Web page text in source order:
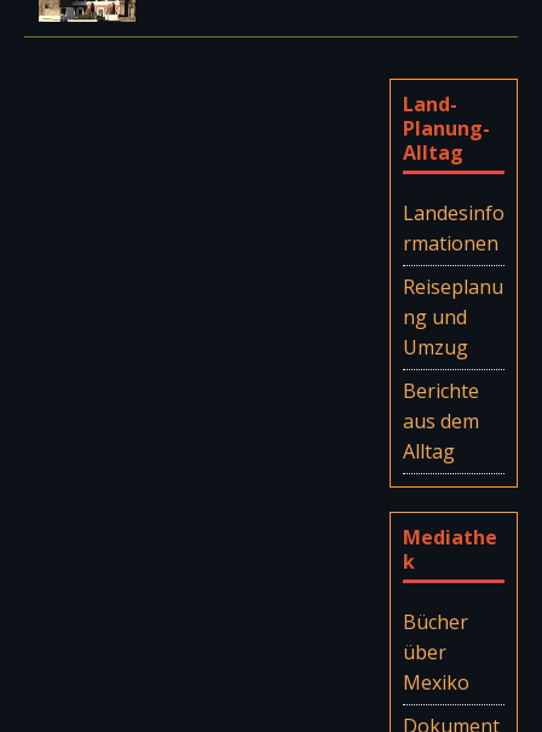
Land-
Planung-
Alltag
Landesinfo
rmationen
Reiseplanu
ng und
Umzug
Berichte
aus dem
Alltag
Mediathe
k
Bücher
über
Mexiko
Dokument